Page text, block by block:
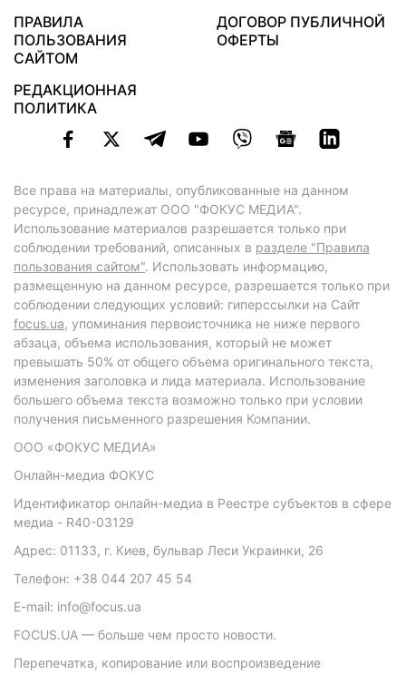
ПРАВИЛА
ПОЛЬЗОВАНИЯ
САЙТОМ
ДОГОВОР ПУБЛИЧНОЙ
ОФЕРТЫ
РЕДАКЦИОННАЯ
ПОЛИТИКА
Все права на материалы, опубликованные на данном
ресурсе, принадлежат ООО "ФОКУС МЕДИА".
Использование материалов разрешается только при
соблюдении требований, описанных в разделе "Правила
пользования сайтом". Использовать информацию,
размещенную на данном ресурсе, разрешается только при
соблюдении следующих условий: гиперссылки на Сайт
focus.ua, упоминания первоисточника не ниже первого
абзаца, объема использования, который не может
превышать 50% от общего объема оригинального текста,
изменения заголовка и лида материала. Использование
большего объема текста возможно только при условии
получения письменного разрешения Компании.
ООО «ФОКУС МЕДИА»
Онлайн-медиа ФОКУС
Идентификатор онлайн-медиа в Реестре субъектов в сфере
медиа - R40-03129
Адрес: 01133, г. Киев, бульвар Леси Украинки, 26
Телефон: +38 044 207 45 54
E-mail: info@focus.ua
FOCUS.UA — больше чем просто новости.
Перепечатка, копирование или воспроизведение